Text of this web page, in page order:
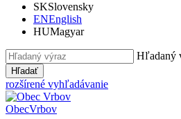
SKSlovensky
ENEnglish
HUMagyar
Hľadaný
Hľadať
rozšírené vyhľadávanie
ObecVrbov